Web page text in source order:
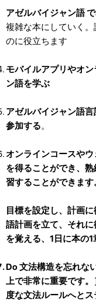
アゼルバイジャン語 で
複雑な本にしていく
のに役立ちます
モバイルアプリやオ
ン語を学ぶ
アゼルバイジャン語
参加する。
オンラインコースや
を得ることができ、
習することができます
目標を設定し、計画に
語計画を立て、それ
を覚える、1日に本の
Do 文法構造を忘れな
上で非常に重要です
度な文法ルールへとス